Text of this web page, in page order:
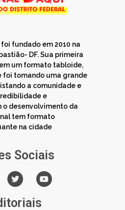
foi fundado em 2010 na
DF. Sua primeira
um formato tabloide,
foi tomando uma grande
a comunidade e
e
o desenvolvimento da
tem formato
na cidade
Sociais